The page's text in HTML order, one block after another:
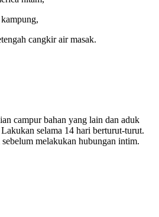
cangkir air masak.
campur bahan yang lain dan aduk
selama 14 hari berturut-turut.
melakukan hubungan intim.